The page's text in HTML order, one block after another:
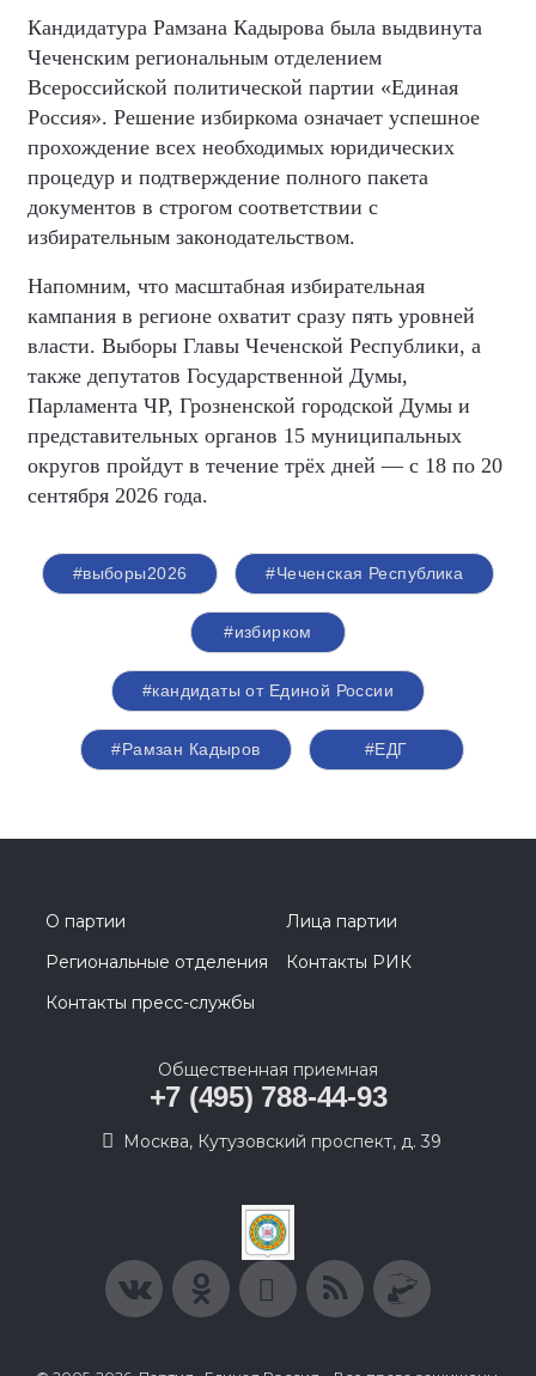
Кандидатура Рамзана Кадырова была выдвинута
Чеченским региональным отделением
Всероссийской политической партии «Единая
Россия». Решение избиркома означает успешное
прохождение всех необходимых юридических
процедур и подтверждение полного пакета
документов в строгом соответствии с
избирательным законодательством.
Напомним, что масштабная избирательная
кампания в регионе охватит сразу пять уровней
власти. Выборы Главы Чеченской Республики, а
также депутатов Государственной Думы,
Парламента ЧР, Грозненской городской Думы и
представительных органов 15 муниципальных
округов пройдут в течение трёх дней — с 18 по 20
сентября 2026 года.
#выборы2026 #Чеченская Республика
#избирком
#кандидаты от Единой России
#Рамзан Кадыров #ЕДГ
О партии
Лица партии
Региональные отделения
Контакты РИК
Контакты пресс-службы
Общественная приемная
+7 (495) 788-44-93
Москва, Кутузовский проспект, д. 39